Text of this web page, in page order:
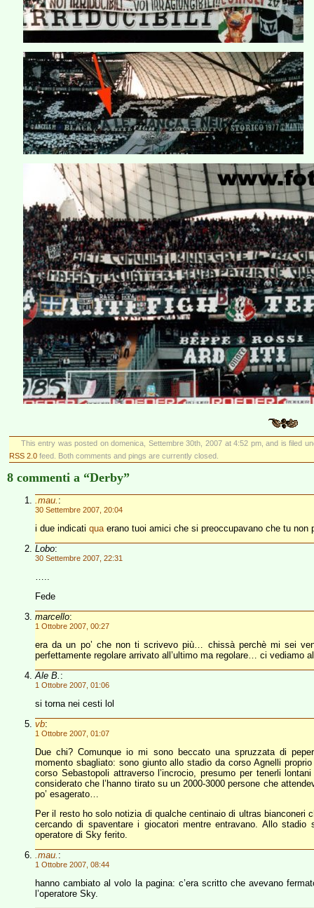
This entry was posted on domenica, Settembre 30th, 2007 at 4:52 pm, and is filed
RSS 2.0 feed. Both comments and pings are currently closed.
8 commenti a “Derby”
.mau. :
30 Settembre 2007, 20:04
i due indicati quaerano tuoi amici che si preoccupavano che tu non
Lobo:
30 Settembre 2007, 22:31
…..
Fede
marcello:
1 Ottobre 2007, 00:27
era da un po’ che non ti scrivevo più… chissà perchè mi sei
perfettamente regolare arrivato all’ultimo ma regolare… ci vediamo
Ale B. :
1 Ottobre 2007, 01:06
si torna nei cesti lol
vb:
1 Ottobre 2007, 01:07
Due chi? Comunque io mi sono beccato una spruzzata di
momento sbagliato: sono giunto allo stadio da corso Agnelli
corso Sebastopoli attraverso l’incrocio, presumo per tenerli
considerato che l’hanno tirato su un 2000-3000 persone che
po’ esagerato…
Per il resto ho solo notizia di qualche centinaio di ultras bianconeri
cercando di spaventare i giocatori mentre entravano. Allo
operatore di Sky ferito.
.mau. :
1 Ottobre 2007, 08:44
hanno cambiato al volo la pagina: c’era scritto che avevano
l’operatore Sky.